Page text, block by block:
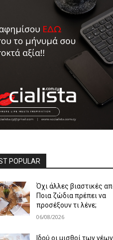
POPULAR
Όχι άλλες βιαστικές
Ποια ζώδια πρέπει να
προσέξουν τι λένε;
06/08/2026
Ιδού οι μισθοί των